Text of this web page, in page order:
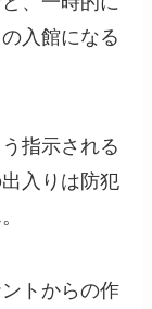
入館になる
指示される
入りは防犯
トからの作